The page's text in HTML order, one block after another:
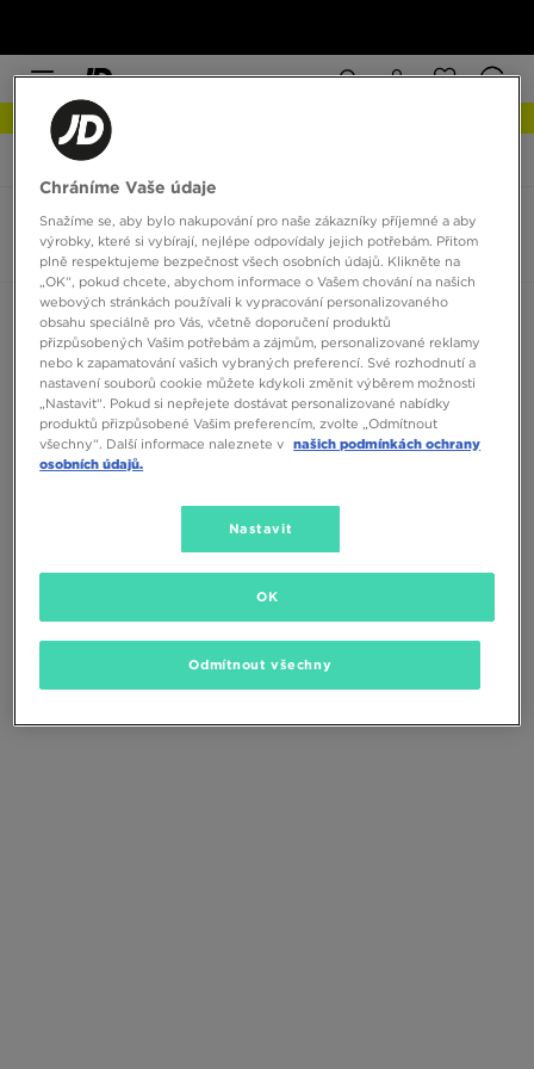
JD Sports Lacoste Carnaby
Lacoste Carnaby
0 produktů
Seřadit:Doporučené Filtrovat
Žádné produkty k zobrazení
Změňte kritéria vyhledávání nebo
odstraňte vybrané filtry
Chráníme Vaše údaje
Snažíme se, aby bylo nakupování pro naše zákazníky příjemné a aby
výrobky, které si vybírají, nejlépe odpovídaly jejich potřebám. Přitom
plně respektujeme bezpečnost všech osobních údajů. Klikněte na
„OK“, pokud chcete, abychom informace o Vašem chování na našich
webových stránkách používali k vypracování personalizovaného
obsahu speciálně pro Vás, včetně doporučení produktů
přizpůsobených Vašim potřebám a zájmům, personalizované reklamy
nebo k zapamatování vašich vybraných preferencí. Své rozhodnutí a
nastavení souborů cookie můžete kdykoli změnit výběrem možnosti
„Nastavit“. Pokud si nepřejete dostávat personalizované nabídky
produktů přizpůsobené Vašim preferencím, zvolte „Odmítnout
všechny“. Další informace naleznete v našich podmínkách ochrany
osobních údajů.
Nastavit
Odmítnout všechny
OK